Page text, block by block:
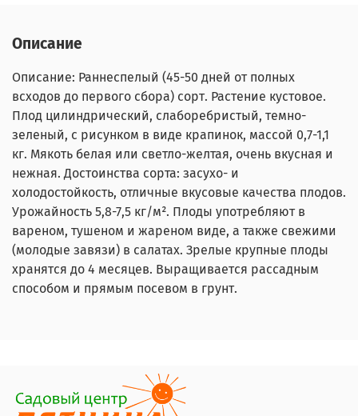
Описание
Описание: Раннеспелый (45-50 дней от полных
всходов до первого сбора) сорт. Растение кустовое.
Плод цилиндрический, слаборебристый, темно-
зеленый, с рисунком в виде крапинок, массой 0,7-1,1
кг. Мякоть белая или светло-желтая, очень вкусная и
нежная. Достоинства сорта: засухо- и
холодостойкость, отличные вкусовые качества плодов.
Урожайность 5,8-7,5 кг/м². Плоды употребляют в
вареном, тушеном и жареном виде, а также свежими
(молодые завязи) в салатах. Зрелые крупные плоды
хранятся до 4 месяцев. Выращивается рассадным
способом и прямым посевом в грунт.